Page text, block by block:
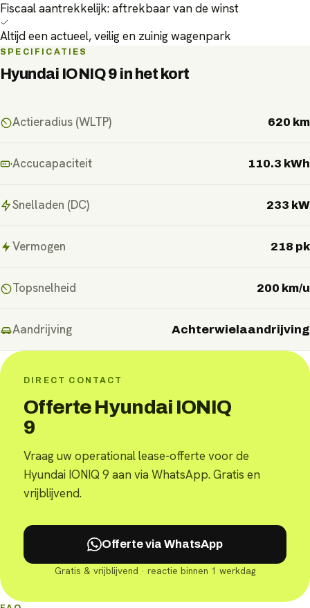
Fiscaal aantrekkelijk: aftrekbaar van de winst
Altijd een actueel, veilig en zuinig wagenpark
SPECIFICATIES
Hyundai IONIQ 9 in het kort
Actieradius (WLTP) 620 km
Accucapaciteit 110.3 kWh
Snelladen (DC) 233 kW
Vermogen 218 pk
Topsnelheid 200 km/u
Aandrijving Achterwielaandrijving
DIRECT CONTACT
Offerte Hyundai IONIQ
9
Vraag uw operational lease-offerte voor de
Hyundai IONIQ 9 aan via WhatsApp. Gratis en
vrijblijvend.
Offerte via WhatsApp
Gratis & vrijblijvend · reactie binnen 1 werkdag